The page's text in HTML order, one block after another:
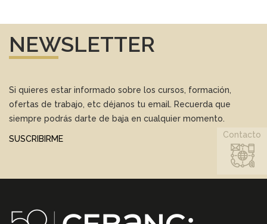
NEWSLETTER
Si quieres estar informado sobre los cursos, formación,
ofertas de trabajo, etc déjanos tu email. Recuerda que
siempre podrás darte de baja en cualquier momento.
SUSCRIBIRME Contacto